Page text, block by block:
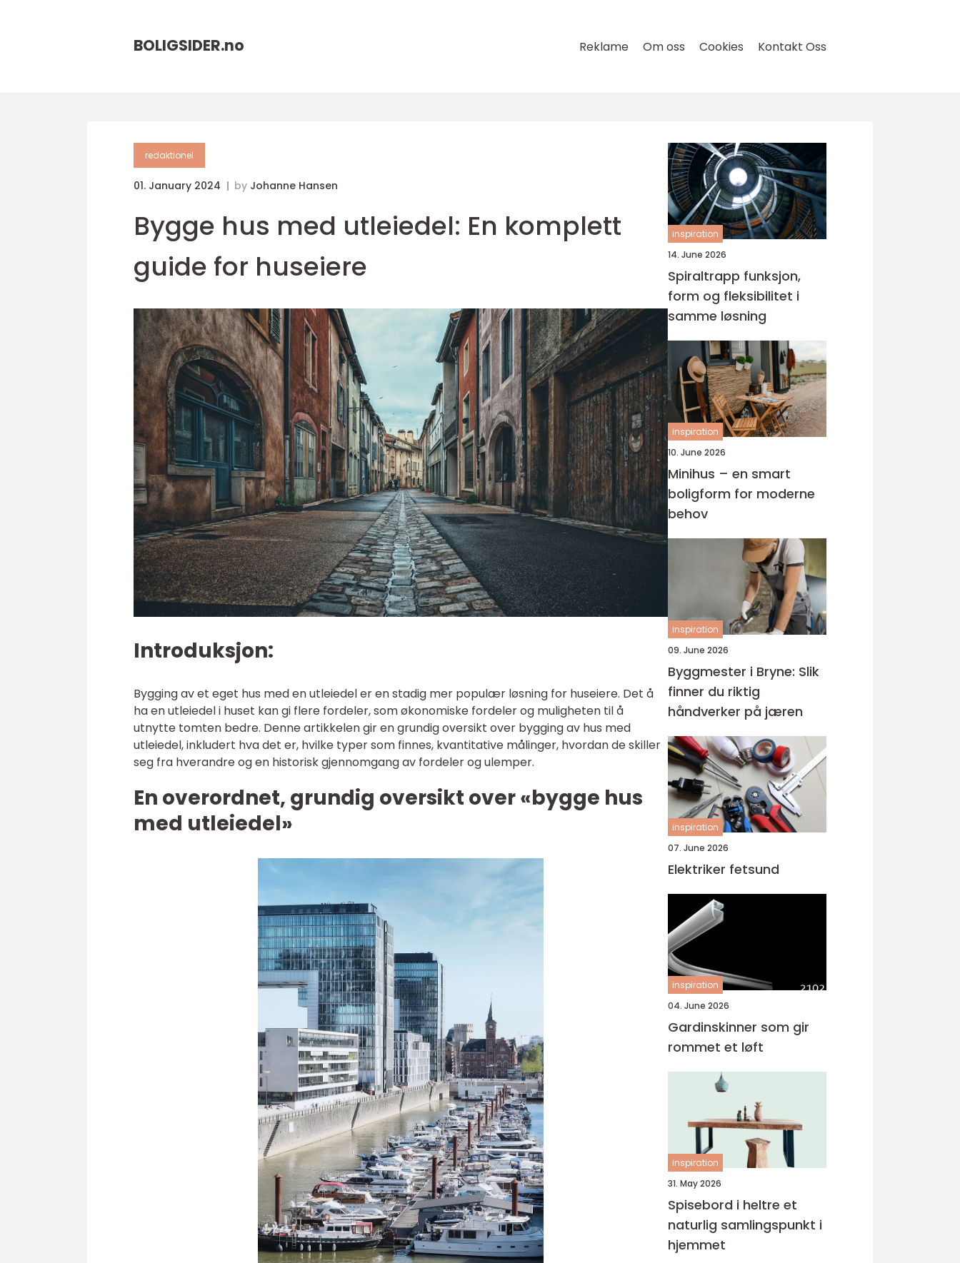
BOLIGSIDER.no Reklame Om oss Cookies Kontakt Oss
redaktionel
01. January 2024 by Johanne Hansen
Bygge hus med utleiedel: En komplett
guide for huseiere
Introduksjon:
Bygging av et eget hus med en utleiedel er en stadig mer populær løsning for huseiere. Det å
ha en utleiedel i huset kan gi flere fordeler, som økonomiske fordeler og muligheten til å
utnytte tomten bedre. Denne artikkelen gir en grundig oversikt over bygging av hus med
utleiedel, inkludert hva det er, hvilke typer som finnes, kvantitative målinger, hvordan de skiller
seg fra hverandre og en historisk gjennomgang av fordeler og ulemper.
En overordnet, grundig oversikt over «bygge hus
med utleiedel»
inspiration
14. June 2026
Spiraltrapp funksjon,
form og fleksibilitet i
samme løsning
inspiration
10. June 2026
Minihus – en smart
boligform for moderne
behov
inspiration
09. June 2026
Byggmester i Bryne: Slik
finner du riktig
håndverker på jæren
inspiration
07. June 2026
Elektriker fetsund
inspiration
04. June 2026
Gardinskinner som gir
rommet et løft
inspiration
31. May 2026
Spisebord i heltre et
naturlig samlingspunkt i
hjemmet